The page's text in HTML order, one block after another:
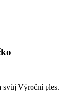
svůj Výroční ples.